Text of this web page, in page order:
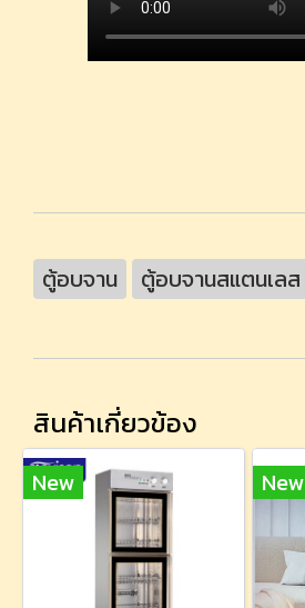
ตู้อบจาน ตู้อบจานสแตนเลส
สินค้าเกี่ยวข้อง
New New